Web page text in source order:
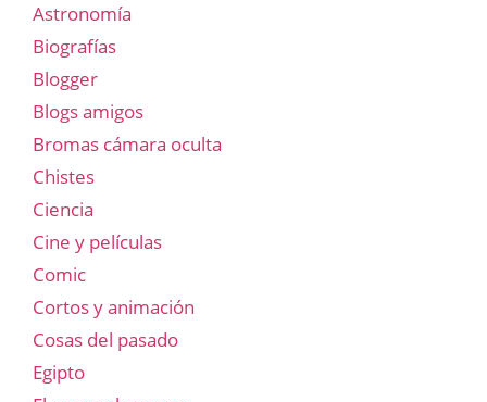
Astronomía
Biografías
Blogger
Blogs amigos
Bromas cámara oculta
Chistes
Ciencia
Cine y películas
Comic
Cortos y animación
Cosas del pasado
Egipto